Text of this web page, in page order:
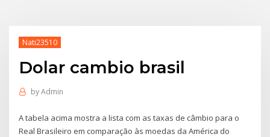
Nati23510
Dolar cambio brasil
byAdmin
A tabela acima mostra a lista com as taxas de câmbio para o
Real Brasileiro em comparação às moedas da América do